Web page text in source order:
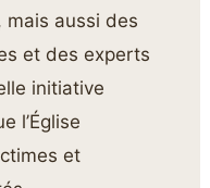
mais aussi des
et des experts
initiative
l’Église
et